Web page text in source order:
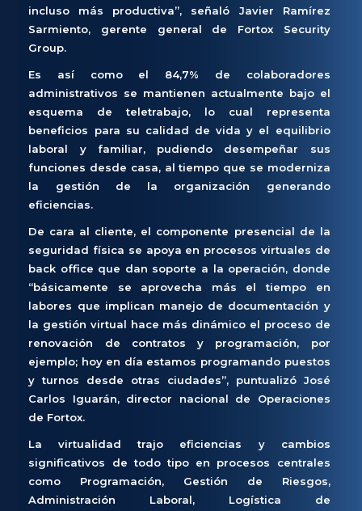
incluso más productiva”, señaló Javier Ramírez
Sarmiento, gerente general de Fortox Security
Group.
Es así como el 84,7% de colaboradores
administrativos se mantienen actualmente bajo el
esquema de teletrabajo, lo cual representa
beneficios para su calidad de vida y el equilibrio
laboral y familiar, pudiendo desempeñar sus
funciones desde casa, al tiempo que se moderniza
la gestión de la organización generando
eficiencias.
De cara al cliente, el componente presencial de la
seguridad física se apoya en procesos virtuales de
back office que dan soporte a la operación, donde
“básicamente se aprovecha más el tiempo en
labores que implican manejo de documentación y
la gestión virtual hace más dinámico el proceso de
renovación de contratos y programación, por
ejemplo; hoy en día estamos programando puestos
y turnos desde otras ciudades”, puntualizó José
Carlos Iguarán, director nacional de Operaciones
de Fortox.
La virtualidad trajo eficiencias y cambios
significativos de todo tipo en procesos centrales
como Programación, Gestión de Riesgos,
Administración Laboral, Logística de